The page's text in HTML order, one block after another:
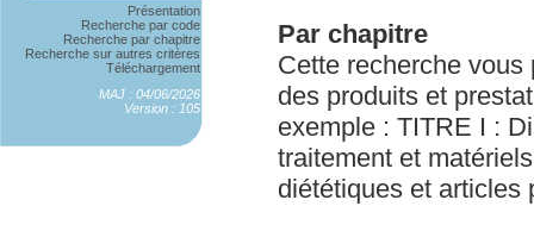
Présentation
Recherche par code
Recherche par chapitre
Recherche sur autres critères
Téléchargement
MAJ : 04/06/2026
Version : 105
Par chapitre
Cette recherche
des produits et
exemple : TITRE I :
traitement et
diététiques et articles